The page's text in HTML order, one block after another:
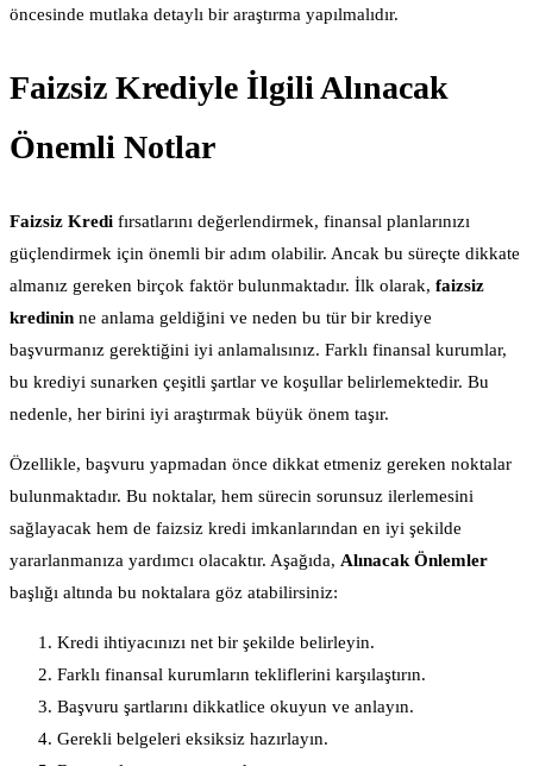
öncesinde mutlaka detaylı bir araştırma yapılmalıdır.
Faizsiz Krediyle İlgili Alınacak
Önemli Notlar
Faizsiz Kredi fırsatlarını değerlendirmek, finansal planlarınızı
güçlendirmek için önemli bir adım olabilir. Ancak bu süreçte dikkate
almanız gereken birçok faktör bulunmaktadır. İlk olarak, faizsiz
kredinin ne anlama geldiğini ve neden bu tür bir krediye
başvurmanız gerektiğini iyi anlamalısınız. Farklı finansal kurumlar,
bu krediyi sunarken çeşitli şartlar ve koşullar belirlemektedir. Bu
nedenle, her birini iyi araştırmak büyük önem taşır.
Özellikle, başvuru yapmadan önce dikkat etmeniz gereken noktalar
bulunmaktadır. Bu noktalar, hem sürecin sorunsuz ilerlemesini
sağlayacak hem de faizsiz kredi imkanlarından en iyi şekilde
yararlanmanıza yardımcı olacaktır. Aşağıda, Alınacak Önlemler
başlığı altında bu noktalara göz atabilirsiniz:
Kredi ihtiyacınızı net bir şekilde belirleyin.
Farklı finansal kurumların tekliflerini karşılaştırın.
Başvuru şartlarını dikkatlice okuyun ve anlayın.
Gerekli belgeleri eksiksiz hazırlayın.